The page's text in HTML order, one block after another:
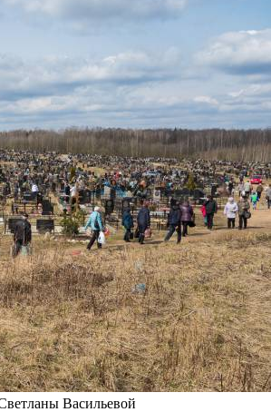
Васильевой